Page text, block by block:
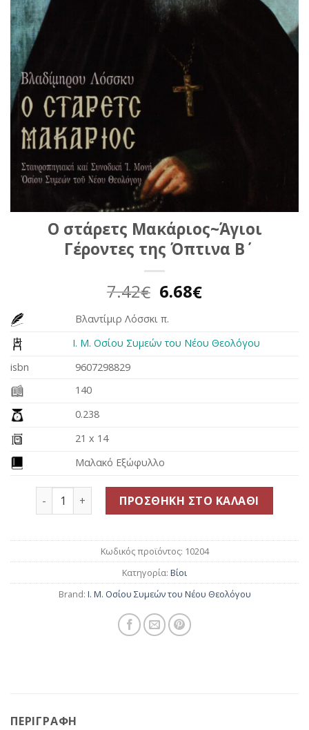
Ο στάρετς Μακάριος~Άγιοι
Γέροντες της Όπτινα Β΄
7.42€ Original
was:
7.42€.
6.68€Η
είναι:
6.68€.
Βλαντίμιρ Λόσσκι π.
Ι. Μ. Οσίου Συμεών του Νέου Θεολόγου
isbn
9607298829
140
0.238
21 x 14
Μαλακό Εξώφυλλο
Ο στάρετς Μακάριος~Άγιοι Γέροντες της Όπτινα
ΠΡΟΣΘΉΚΗ ΣΤΟ ΚΑΛΆΘΙ
Κωδικός προϊόντος: 10204
Κατηγορία: Βίοι
Brand: Ι. Μ. Οσίου Συμεών του Νέου Θεολόγου
ΠΕΡΙΓΡΑΦΉ